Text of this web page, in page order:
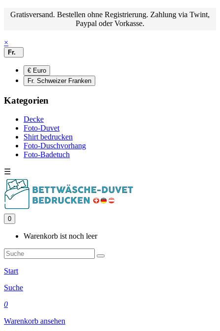
Gratisversand. Bestellen ohne Registrierung. Zahlung via Twint,
Paypal oder Vorkasse.
×
Fr.
€ Euro
Fr. Schweizer Franken
Kategorien
Decke
Foto-Duvet
Shirt bedrucken
Foto-Duschvorhang
Foto-Badetuch
☰
0
Warenkorb ist noch leer
Start
Suche
0
Warenkorb ansehen